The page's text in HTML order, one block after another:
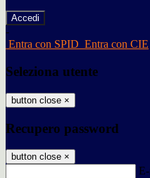
-
Entra con SPID Entra con CIE
Seleziona utente
button close ×
Recupero password
button close ×